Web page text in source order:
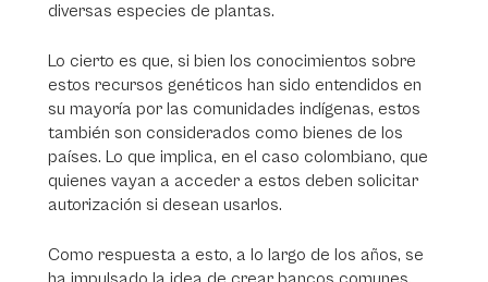
diversas especies de plantas.
Lo cierto es que, si bien los conocimientos sobre
estos recursos genéticos han sido entendidos en
su mayoría por las comunidades indígenas, estos
también son considerados como bienes de los
países. Lo que implica, en el caso colombiano, que
quienes vayan a acceder a estos deben solicitar
autorización si desean usarlos.
Como respuesta a esto, a lo largo de los años, se